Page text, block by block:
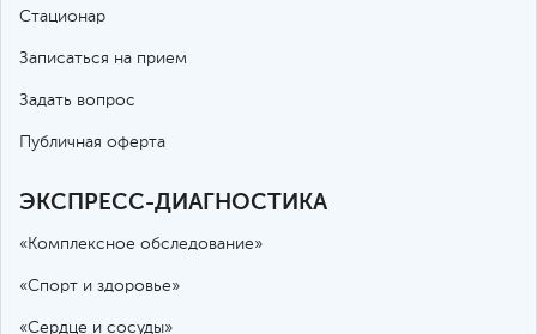
Стационар
Записаться на прием
Задать вопрос
Публичная оферта
ЭКСПРЕСС-ДИАГНОСТИКА
«Комплексное обследование»
«Спорт и здоровье»
«Сердце и сосуды»